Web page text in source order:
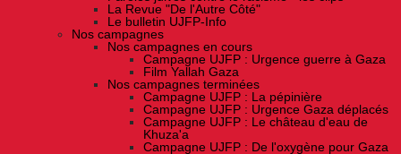
La Revue "De l'Autre Côté"
Le bulletin UJFP-Info
Nos campagnes
Nos campagnes en cours
Campagne UJFP : Urgence guerre à Gaza
Film Yallah Gaza
Nos campagnes terminées
Campagne UJFP : La pépinière
Campagne UJFP : Urgence Gaza déplacés
Campagne UJFP : Le château d'eau de
Khuza'a
Campagne UJFP : De l'oxygène pour Gaza